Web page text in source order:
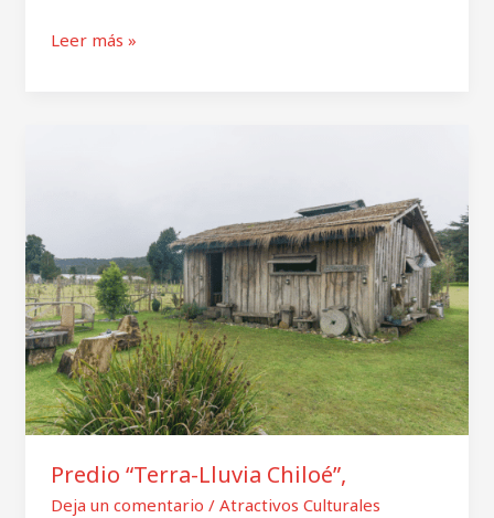
Leer más »
Predio “Terra-Lluvia Chiloé”,
Deja un comentario / Atractivos Culturales